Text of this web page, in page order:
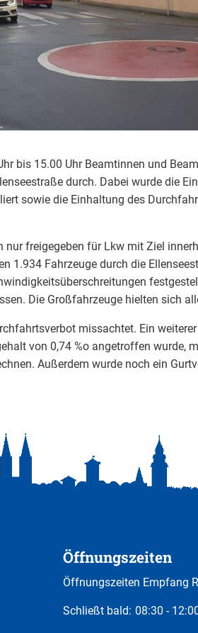
bis 15.00 Uhr Beamtinnen und
durch. Dabei wurde die
sowie die Einhaltung des
nur freigegeben für Lkw mit Ziel
1.934 Fahrzeuge durch die
Die Großfahrzeuge hielten sich
missachtet. Ein
von 0,74 %o angetroffen wurde,
Außerdem wurde noch ein
Öffnungszeiten
Öffnungszeiten Empfang
Klicken, um weitere
Schließt bald: 08:30 -